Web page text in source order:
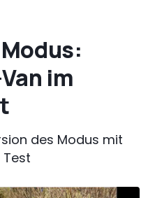
im
des Modus mit
Test